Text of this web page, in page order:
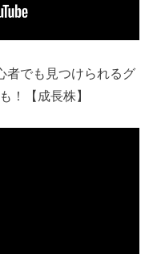
者でも見つけられるグ
！【成長株】